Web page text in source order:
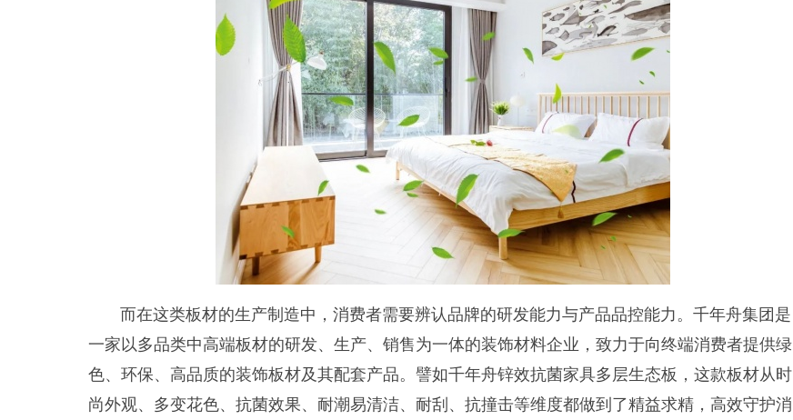
而在这类板材的生产制造中，消费者需要辨认品牌的研发能力与产品品控能力。千年舟集团是
一家以多品类中高端板材的研发、生产、销售为一体的装饰材料企业，致力于向终端消费者提供绿
色、环保、高品质的装饰板材及其配套产品。譬如千年舟锌效抗菌家具多层生态板 ，这款板材从时
尚外观、多变花色、抗菌效果、耐潮易清洁、耐刮、抗撞击等维度都做到了精益求精，高效守护消